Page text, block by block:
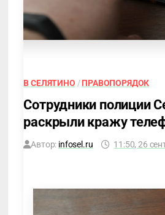
В СЕЛЯТИНО /ПРАВОПОРЯДОК
Сотрудники полиции
раскрыли кражу
Автор: infosel.ru 11:50, 26